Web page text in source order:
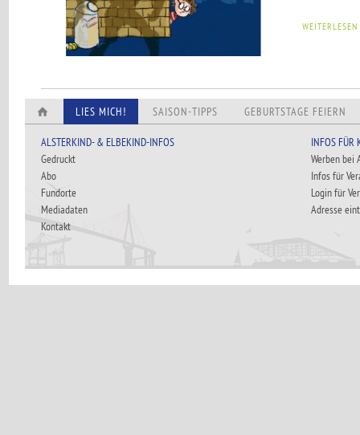
WEITERLESEN
LIES MICH! SAISON-TIPPS GEBURTSTAGE FEIERN
ALSTERKIND- & ELBEKIND-INFOS
Gedruckt
Abo
Fundorte
Mediadaten
Kontakt
INFOS FÜR
Werben bei
Infos für
Login für
Adresse